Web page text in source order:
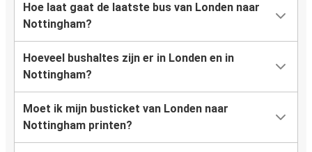
Hoe laat gaat de laatste bus van Londen naar
Nottingham?
Hoeveel bushaltes zijn er in Londen en in
Nottingham?
Moet ik mijn busticket van Londen naar
Nottingham printen?